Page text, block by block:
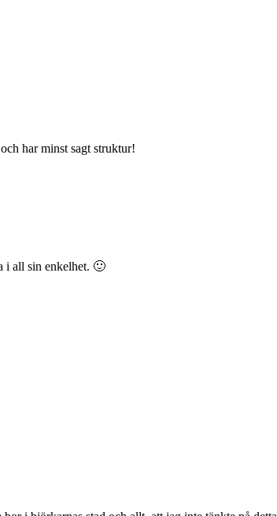
har minst sagt struktur!
i all sin enkelhet. 🙂